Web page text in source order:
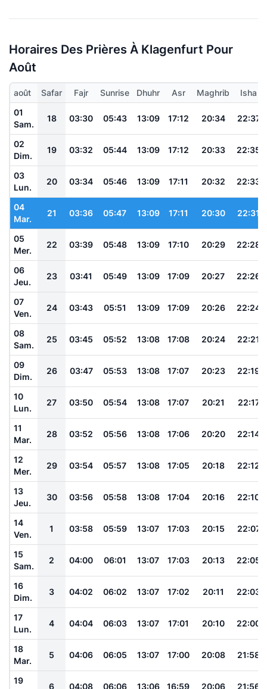
Horaires Des Prières À Klagenfurt Pour
Août
août Safar Fajr Sunrise Dhuhr Asr Maghrib
Isha
01
Sam.
18 03:30 05:43 13:09 17:12 20:34 22:37
02
Dim.
19 03:32 05:44 13:09 17:12 20:33 22:35
03
Lun.
20 03:34 05:46 13:09 17:11 20:32 22:33
04
Mar.
21 03:36 05:47 13:09 17:11 20:30 22:31
05
Mer.
22 03:39 05:48 13:09 17:10 20:29 22:28
06
Jeu.
23 03:41 05:49 13:09 17:09 20:27 22:26
07
Ven.
24 03:43 05:51 13:09 17:09 20:26 22:24
08
Sam.
25 03:45 05:52 13:08 17:08 20:24 22:21
09
Dim.
26 03:47 05:53 13:08 17:07 20:23 22:19
10
Lun.
27 03:50 05:54 13:08 17:07 20:21 22:17
11
Mar.
28 03:52 05:56 13:08 17:06 20:20 22:14
12
Mer.
29 03:54 05:57 13:08 17:05 20:18 22:12
13
Jeu.
30 03:56 05:58 13:08 17:04 20:16 22:10
14
Ven.
1 03:58 05:59 13:07 17:03 20:15 22:07
15
Sam.
2 04:00 06:01 13:07 17:03 20:13 22:05
16
Dim.
3 04:02 06:02 13:07 17:02 20:11 22:03
17
Lun.
4 04:04 06:03 13:07 17:01 20:10 22:00
18
Mar.
5 04:06 06:05 13:07 17:00 20:08 21:58
19
6 04:08 06:06 13:06 16:59 20:06 21:56